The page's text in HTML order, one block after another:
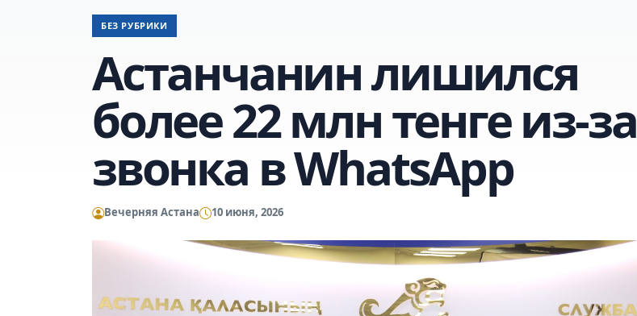
БЕЗ РУБРИКИ
Астанчанин лишился
более 22 млн тенге из-за
звонка в WhatsApp
Вечерняя Астана 10 июня, 2026